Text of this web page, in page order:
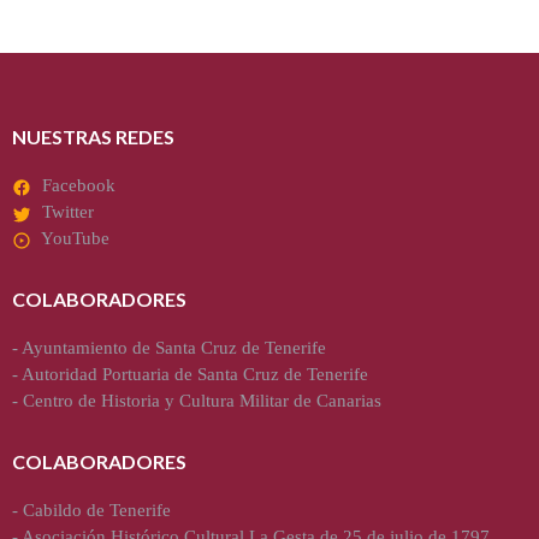
NUESTRAS REDES
Facebook
Twitter
YouTube
COLABORADORES
- Ayuntamiento de Santa Cruz de Tenerife
- Autoridad Portuaria de Santa Cruz de Tenerife
- Centro de Historia y Cultura Militar de Canarias
COLABORADORES
- Cabildo de Tenerife